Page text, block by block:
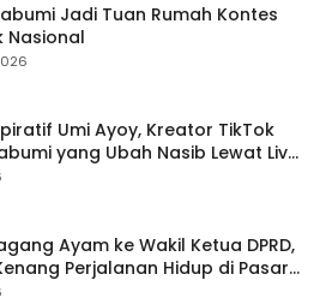
Jadi Tuan Rumah Kontes
Nasional
Umi Ayoy, Kreator TikTok
yang Ubah Nasib Lewat Live
Ayam ke Wakil Ketua DPRD,
Perjalanan Hidup di Pasar